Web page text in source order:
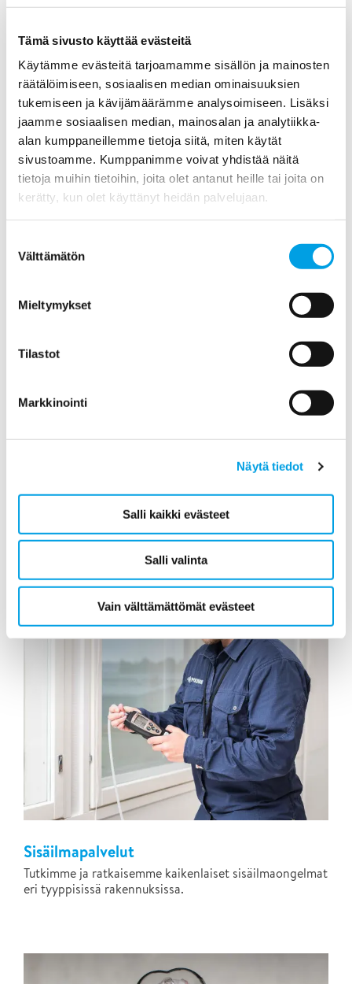
Tämä sivusto käyttää evästeitä
Käytämme evästeitä tarjoamamme sisällön ja mainosten
räätälöimiseen, sosiaalisen median ominaisuuksien
tukemiseen ja kävijämäärämme analysoimiseen. Lisäksi
jaamme sosiaalisen median, mainosalan ja analytiikka-
alan kumppaneillemme tietoja siitä, miten käytät
sivustoamme. Kumppanimme voivat yhdistää näitä
tietoja muihin tietoihin, joita olet antanut heille tai joita on
kerätty, kun olet käyttänyt heidän palvelujaan.
valinta
Välttämätön
Mieltymykset
Tilastot
Markkinointi
Näytä tiedot
Salli kaikki evästeet
Salli valinta
Vain välttämättömät evästeet
työvaiheiden etenemiseen sekä laatua ja
kustannussäästöjä.
olosuhteissa huolehtien toimenpiteiden
Sisäilmapalvelut
Tutkimme ja ratkaisemme kaikenlaiset sisäilmaongelmat
eri tyyppisissä rakennuksissa.